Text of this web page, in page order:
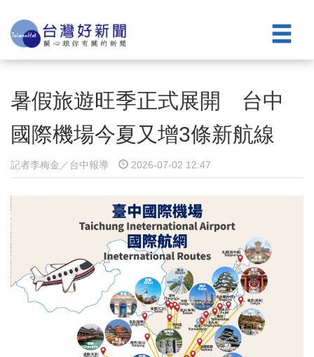
暑假旅遊旺季正式展開 台中
國際機場今夏又增3條新航線
記者李梅金／台中報導 2026-07-02 12:47